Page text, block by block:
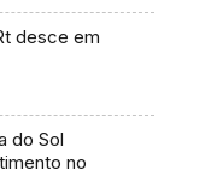
desce em
do Sol
no